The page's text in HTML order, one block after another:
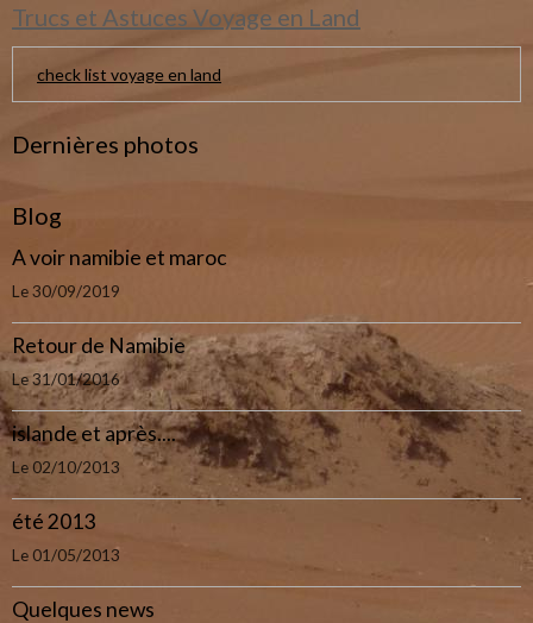
Trucs et Astuces Voyage en Land
check list voyage en land
Dernières photos
Blog
A voir namibie et maroc
Le 30/09/2019
Retour de Namibie
Le 31/01/2016
islande et après....
Le 02/10/2013
été 2013
Le 01/05/2013
Quelques news